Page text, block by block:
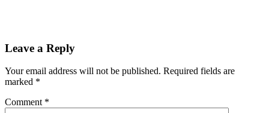
Leave a Reply
Your email address will not be published. Required fields are
marked *
Comment *